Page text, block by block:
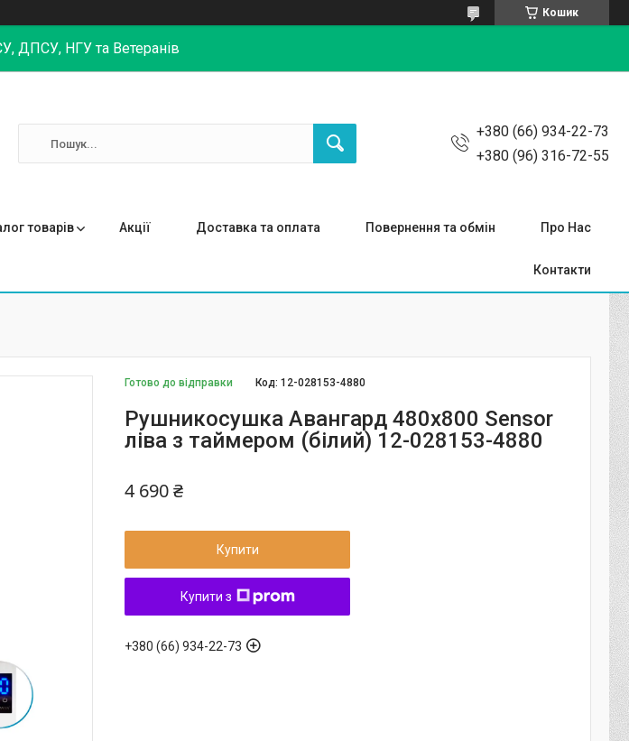
Кошик
ДПСУ, НГУ та Ветеранів
+380 (66) 934-22-73
+380 (96) 316-72-55
товарів Акції Доставка та оплата Повернення та обмін Про Нас
Контакти
Готово до відправки Код:12-028153-4880
Рушникосушка Авангард 480х800 Sensor
ліва з таймером (білий) 12-028153-4880
4 690 ₴
Купити
Купити з
+380 (66) 934-22-73